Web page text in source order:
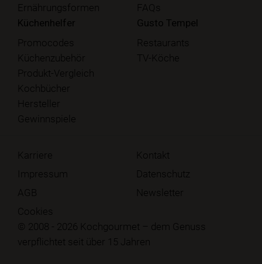
Ernährungsformen
FAQs
Küchenhelfer
Promocodes
Küchenzubehör
Produkt-Vergleich
Kochbücher
Hersteller
Gewinnspiele
Gusto Tempel
Restaurants
TV-Köche
© 2008 - 2026 Kochgourmet – dem Genuss
verpflichtet seit über 15 Jahren
Karriere
Kontakt
Impressum
Datenschutz
AGB
Newsletter
Cookies